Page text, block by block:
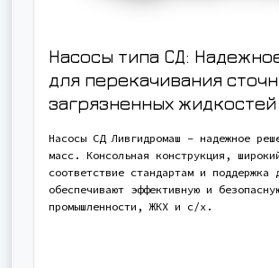
Насосы типа СД:
для перекачивания
загрязненных жидкостей
Насосы СД Ливгидромаш – надежное
масс. Консольная конструкция,
соответствие стандартам и поддержка
обеспечивают эффективную и
промышленности, ЖКХ и с/х.